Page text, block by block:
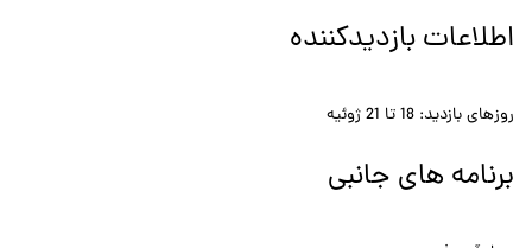
اطلاعات بازدیدکننده
روزهای بازدید: 18 تا 21 ژوئیه
برنامه های جانبی